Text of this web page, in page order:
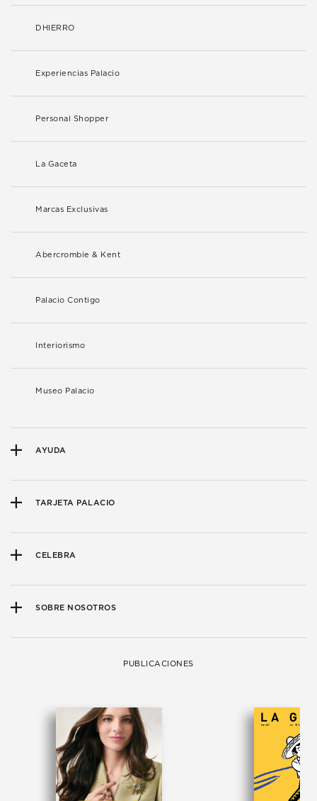
DHIERRO
Experiencias Palacio
Personal Shopper
La Gaceta
Marcas Exclusivas
Abercrombie & Kent
Palacio Contigo
Interiorismo
Museo Palacio
AYUDA
TARJETA PALACIO
CELEBRA
SOBRE NOSOTROS
PUBLICACIONES